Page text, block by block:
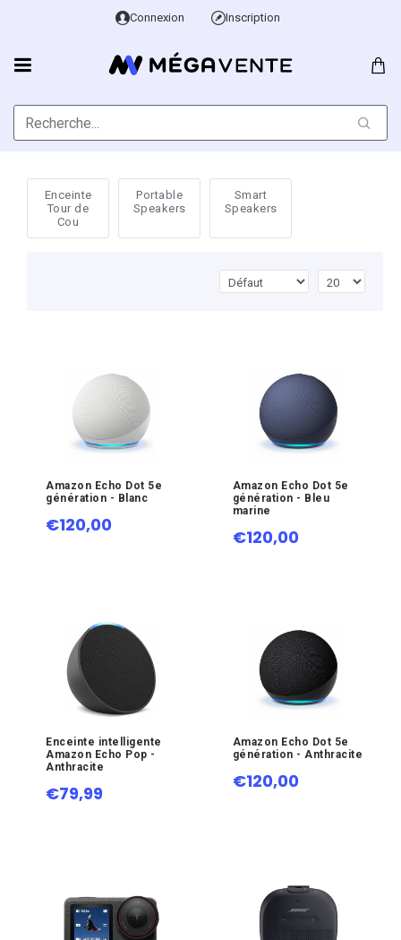
Connexion Inscription
Enceinte
Tour de
Cou
Portable
Speakers
Smart
Speakers
Amazon Echo Dot 5e
génération - Blanc
€120,00
Amazon Echo Dot 5e
génération - Bleu
marine
€120,00
Enceinte intelligente
Amazon Echo Pop -
Anthracite
€79,99
Amazon Echo Dot 5e
génération - Anthracite
€120,00